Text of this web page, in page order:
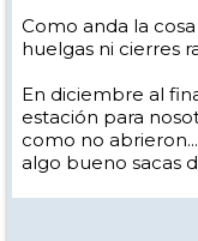
Como anda la
huelgas ni cierres
En diciembre al
estación para
como no
algo bueno sacas